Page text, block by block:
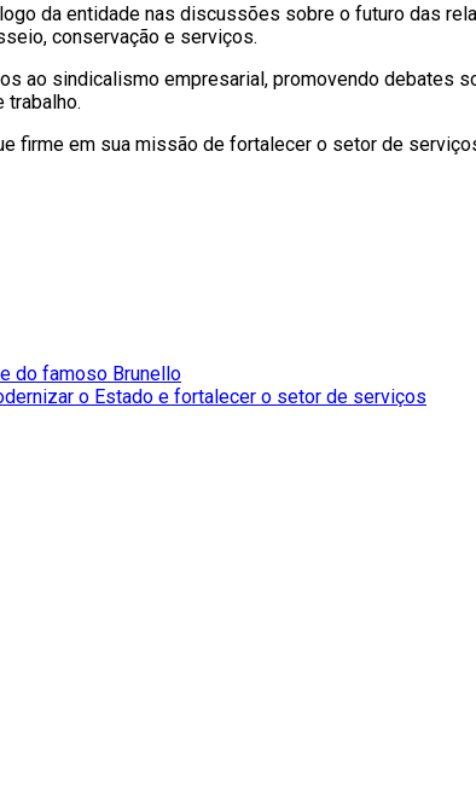
da entidade nas discussões sobre o futuro das
conservação e serviços.
ao sindicalismo empresarial, promovendo debates
trabalho.
firme em sua missão de fortalecer o setor de
do famoso Brunello
o Estado e fortalecer o setor de serviços